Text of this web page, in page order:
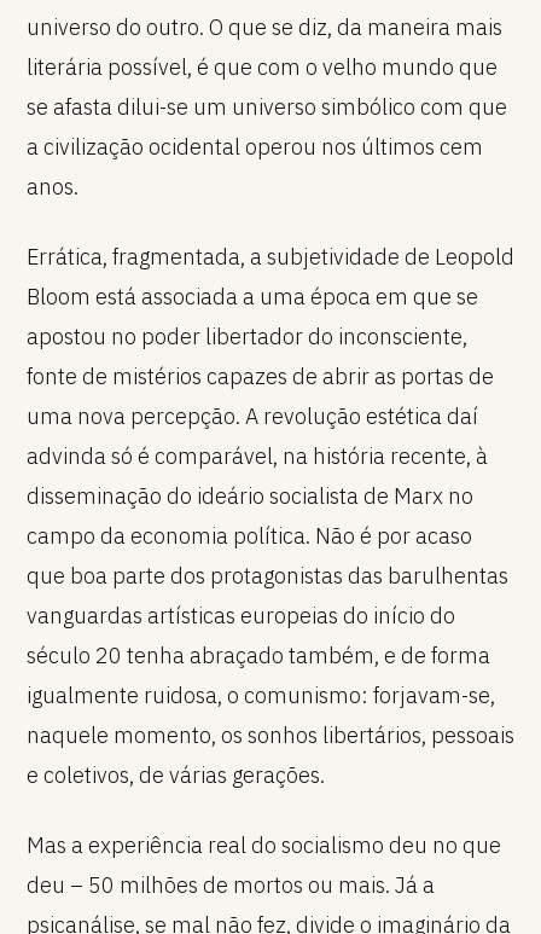
universo do outro. O que se diz, da maneira mais
literária possível, é que com o velho mundo que
se afasta dilui-se um universo simbólico com que
a civilização ocidental operou nos últimos cem
anos.
Errática, fragmentada, a subjetividade de Leopold
Bloom está associada a uma época em que se
apostou no poder libertador do inconsciente,
fonte de mistérios capazes de abrir as portas de
uma nova percepção. A revolução estética daí
advinda só é comparável, na história recente, à
disseminação do ideário socialista de Marx no
campo da economia política. Não é por acaso
que boa parte dos protagonistas das barulhentas
vanguardas artísticas europeias do início do
século 20 tenha abraçado também, e de forma
igualmente ruidosa, o comunismo: forjavam-se,
naquele momento, os sonhos libertários, pessoais
e coletivos, de várias gerações.
Mas a experiência real do socialismo deu no que
deu – 50 milhões de mortos ou mais. Já a
psicanálise, se mal não fez, divide o imaginário da